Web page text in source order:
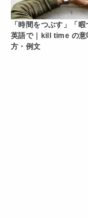
「時間をつぶす」「
英語で｜kill time の意
方・例文